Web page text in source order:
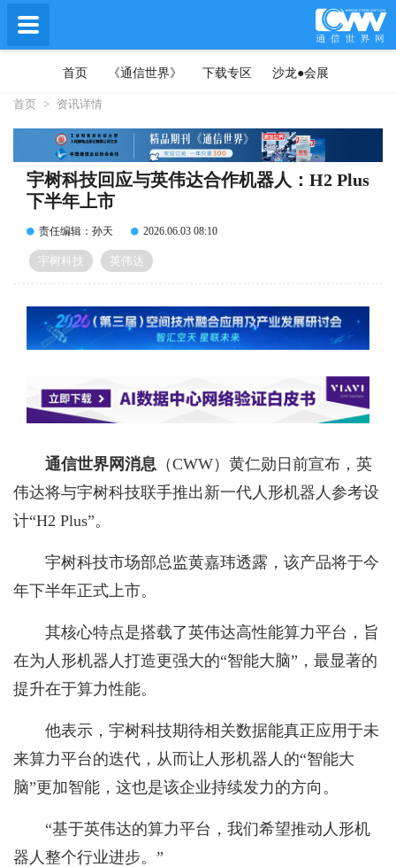
首页 《通信世界》 下载专区 沙龙●会展
首页 > 资讯详情
宇树科技回应与英伟达合作机器人：H2 Plus
下半年上市
责任编辑：孙天 2026.06.03 08:10
宇树科技 英伟达
通信世界网消息 （CWW）黄仁勋日前宣布，英
伟达将与宇树科技联手推出新一代人形机器人参考设
计“H2 Plus”。
宇树科技市场部总监黄嘉玮透露，该产品将于今
年下半年正式上市。
其核心特点是搭载了英伟达高性能算力平台，旨
在为人形机器人打造更强大的“智能大脑”，最显著的
提升在于算力性能。
他表示，宇树科技期待相关数据能真正应用于未
来算力平台的迭代，从而让人形机器人的“智能大
脑”更加智能，这也是该企业持续发力的方向。
“基于英伟达的算力平台，我们希望推动人形机
器人整个行业进步。”